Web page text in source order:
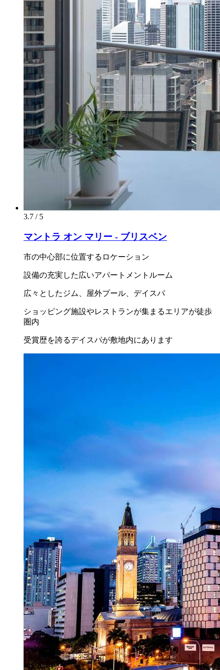
3.7 / 5
マントラ オン マリー - ブリスベン
市の中心部に位置するロケーション
設備の充実した広いアパートメントルーム
広々としたジム、屋外プール、デイスパ
ショッピング施設やレストランが集まるエリアが徒歩
圏内
受賞歴を誇るデイスパが敷地内にあります